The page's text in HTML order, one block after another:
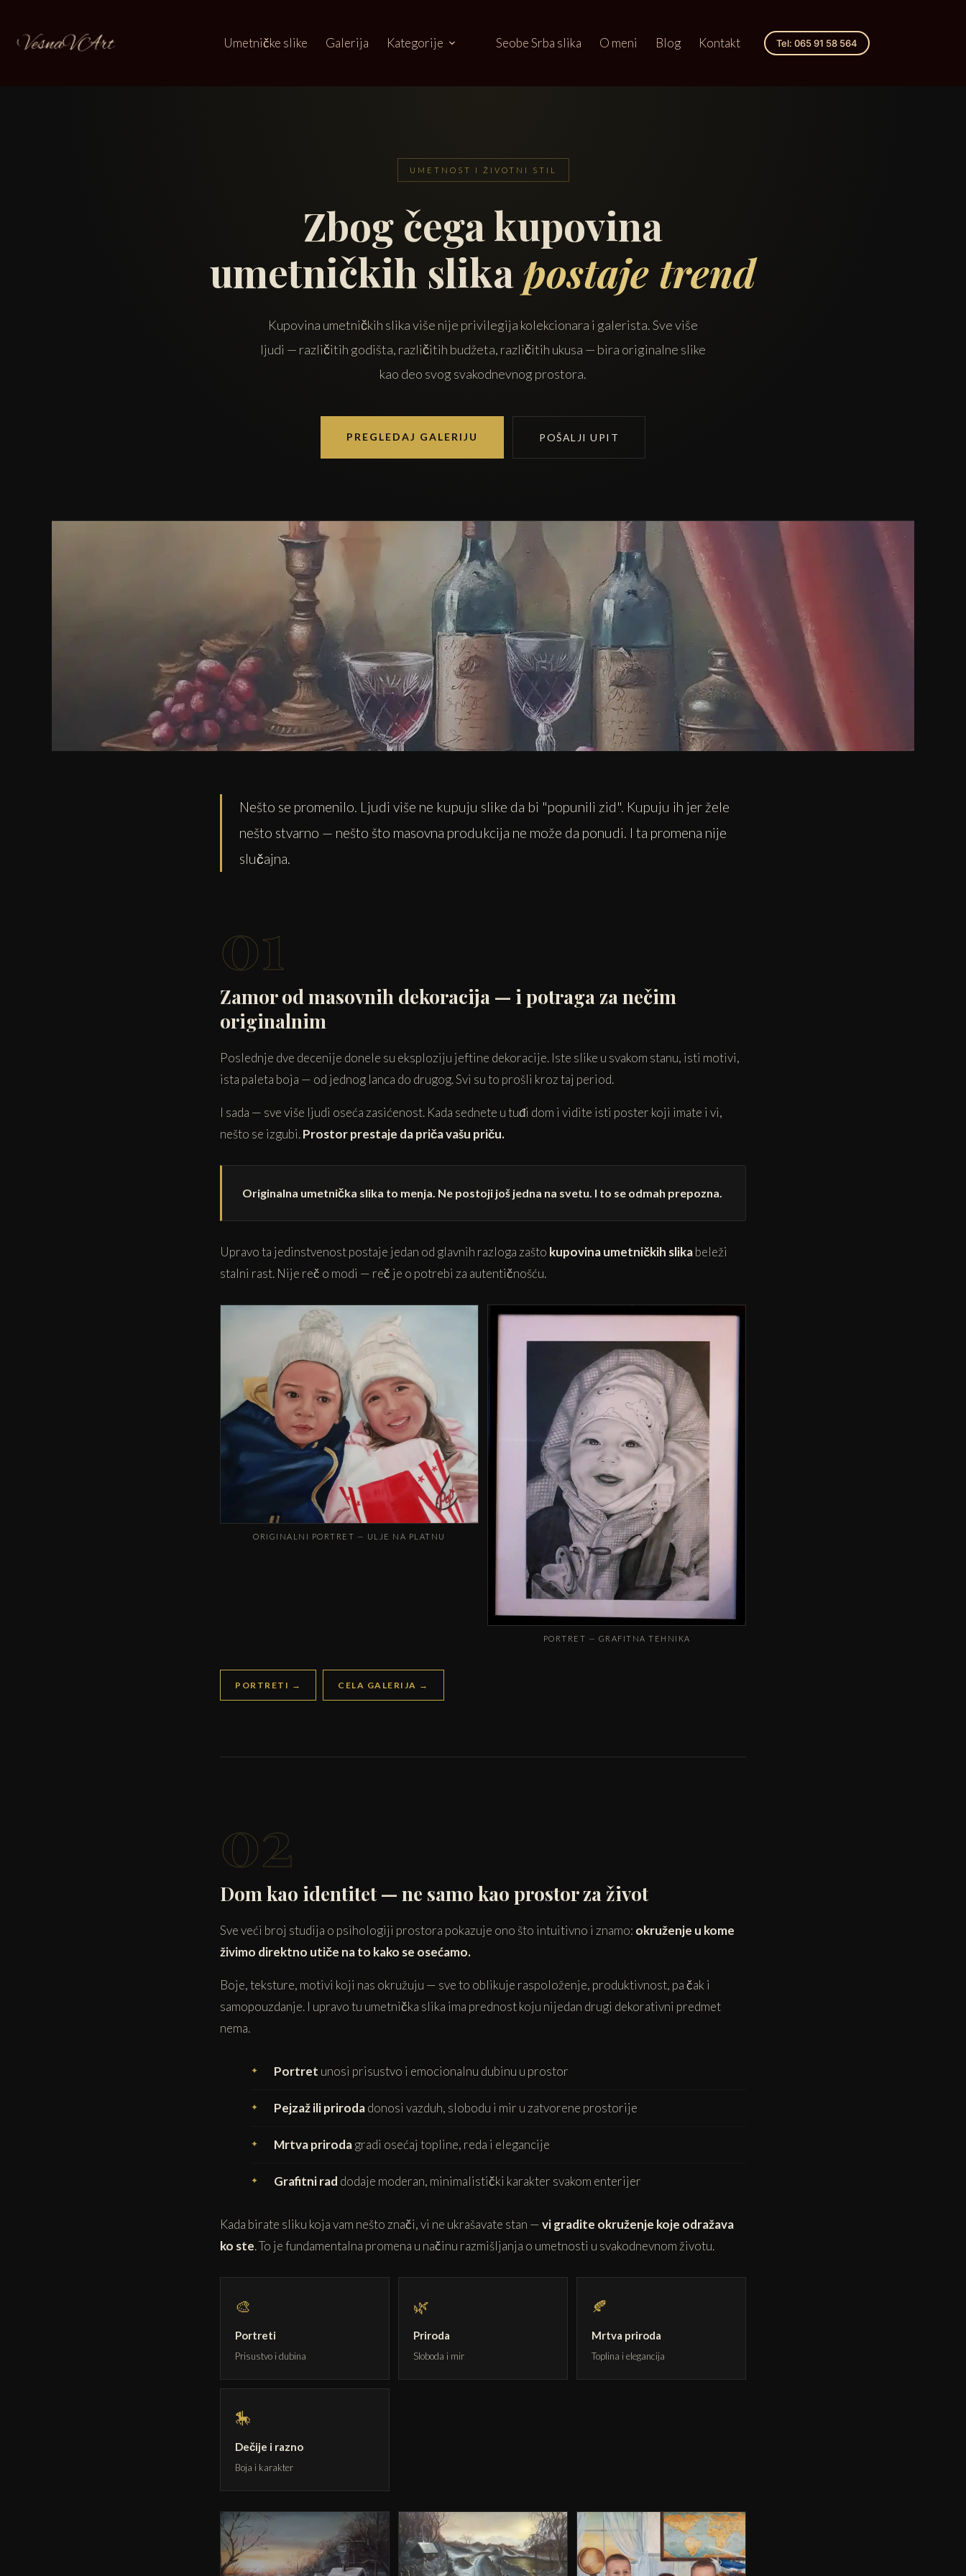
Umetničke slike Galerija Kategorije Seobe Srba slika O meni Blog Kontakt Tel: 065 91 58 564
UMETNOST I ŽIVOTNI STIL
Zbog čega kupovina
umetničkih slikapostaje trend
Kupovina umetničkih slika više nije privilegija kolekcionara i galerista. Sve više
ljudi — različitih godišta, različitih budžeta, različitih ukusa — bira originalne slike
kao deo svog svakodnevnog prostora.
PREGLEDAJ GALERIJU POŠALJI UPIT
Nešto se promenilo. Ljudi više ne kupuju slike da bi "popunili zid". Kupuju ih jer žele
nešto stvarno — nešto što masovna produkcija ne može da ponudi. I ta promena nije
slučajna.
01
Zamor od masovnih dekoracija — i potraga za nečim
originalnim
Poslednje dve decenije donele su eksploziju jeftine dekoracije. Iste slike u svakom stanu, isti motivi,
ista paleta boja — od jednog lanca do drugog. Svi su to prošli kroz taj period.
I sada — sve više ljudi oseća zasićenost. Kada sednete u tuđi dom i vidite isti poster koji imate i vi,
nešto se izgubi.Prostor prestaje da priča vašu priču.
Originalna umetnička slika to menja. Ne postoji još jedna na svetu. I to se odmah prepozna.
Upravo ta jedinstvenost postaje jedan od glavnih razloga zašto kupovina umetničkih slikabeleži
stalni rast. Nije reč o modi — reč je o potrebi za autentičnošću.
ORIGINALNI PORTRET — ULJE NA PLATNU
PORTRET — GRAFITNA TEHNIKA
PORTRETI → CELA GALERIJA →
02
Dom kao identitet — ne samo kao prostor za život
Sve veći broj studija o psihologiji prostora pokazuje ono što intuitivno i znamo: okruženje u kome
živimo direktno utiče na to kako se osećamo.
Boje, teksture, motivi koji nas okružuju — sve to oblikuje raspoloženje, produktivnost, pa čak i
samopouzdanje. I upravo tu umetnička slika ima prednost koju nijedan drugi dekorativni predmet
nema.
Portret unosi prisustvo i emocionalnu dubinu u prostor
Pejzaž ili prirodadonosi vazduh, slobodu i mir u zatvorene prostorije
Mrtva prirodagradi osećaj topline, reda i elegancije
Grafitni rad dodaje moderan, minimalistički karakter svakom enterijer
Kada birate sliku koja vam nešto znači, vi ne ukrašavate stan —vi gradite okruženje koje odražava
ko ste. To je fundamentalna promena u načinu razmišljanja o umetnosti u svakodnevnom životu.
🎨
Portreti
Prisustvo i dubina
🌿
Priroda
Sloboda i mir
🍂
Mrtva priroda
Toplina i elegancija
🎠
Dečije i razno
Boja i karakter